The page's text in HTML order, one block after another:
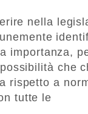
nella
importanza,
che
rispetto a
tutte le